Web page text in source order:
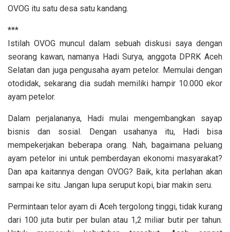
OVOG itu satu desa satu kandang.
***
Istilah OVOG muncul dalam sebuah diskusi saya dengan
seorang kawan, namanya Hadi Surya, anggota DPRK Aceh
Selatan dan juga pengusaha ayam petelor. Memulai dengan
otodidak, sekarang dia sudah memiliki hampir 10.000 ekor
ayam petelor.
Dalam perjalananya, Hadi mulai mengembangkan sayap
bisnis dan sosial. Dengan usahanya itu, Hadi bisa
mempekerjakan beberapa orang. Nah, bagaimana peluang
ayam petelor ini untuk pemberdayan ekonomi masyarakat?
Dan apa kaitannya dengan OVOG? Baik, kita perlahan akan
sampai ke situ. Jangan lupa seruput kopi, biar makin seru.
Permintaan telor ayam di Aceh tergolong tinggi, tidak kurang
dari 100 juta butir per bulan atau 1,2 miliar butir per tahun.